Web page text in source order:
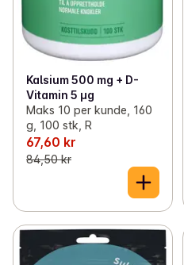
Kalsium 500 mg + D-
Vitamin 5 µg
Maks 10 per kunde, 160
g, 100 stk, R
67,60 kr
84,50 kr